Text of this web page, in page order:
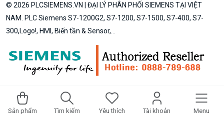
Sản phẩm Tìm kiếm Yêu thích Tài khoản Menu
© 2026 PLCSIEMENS.VN | ĐẠI LÝ PHÂN PHỐI SIEMENS TẠI VIỆT
NAM. PLC Siemens S7-1200G2, S7-1200, S7-1500, S7-400, S7-
300,Logo!, HMI, Biến tần & Sensor,...